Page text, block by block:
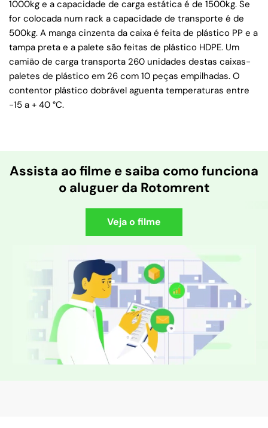
1000kg e a capacidade de carga estática é de 1500kg. Se
for colocada num rack a capacidade de transporte é de
500kg. A manga cinzenta da caixa é feita de plástico PP e a
tampa preta e a palete são feitas de plástico HDPE. Um
camião de carga transporta 260 unidades destas caixas-
paletes de plástico em 26 com 10 peças empilhadas. O
contentor plástico dobrável aguenta temperaturas entre
-15 a + 40 °C.
Assista ao filme e saiba como funciona
o aluguer da Rotomrent
Veja o filme